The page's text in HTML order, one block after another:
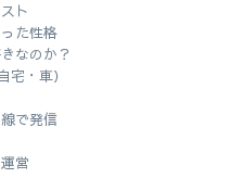
ト
た性格
なのか？
宅・車）
で発信
営